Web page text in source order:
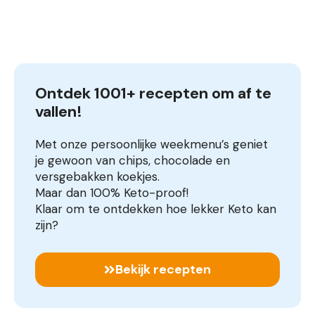
Ontdek 1001+ recepten om af te
vallen!
Met onze persoonlijke weekmenu’s geniet
je gewoon van chips, chocolade en
versgebakken koekjes.
Maar dan 100% Keto-proof!
Klaar om te ontdekken hoe lekker Keto kan
zijn?
Bekijk recepten